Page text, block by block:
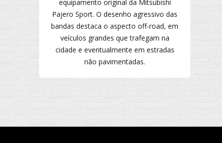
equipamento original da Mitsubishi
Pajero Sport. O desenho agressivo das
bandas destaca o aspecto off-road, em
veículos grandes que trafegam na
cidade e eventualmente em estradas
não pavimentadas.